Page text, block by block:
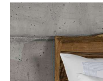
Bildergalerie überspringen